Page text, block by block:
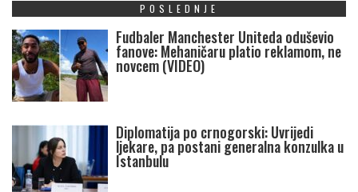
POSLEDNJE
Fudbaler Manchester Uniteda oduševio
fanove: Mehaničaru platio reklamom, ne
novcem (VIDEO)
Diplomatija po crnogorski: Uvrijedi
ljekare, pa postani generalna konzulka u
Istanbulu